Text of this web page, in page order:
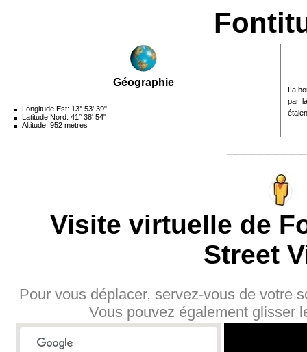
Géographie
Longitude Est: 13° 53' 39"
Latitude Nord: 41° 38' 54"
Altitude: 952 mètres
La
par
Visite virtuelle de
Street
Pour vous déplacer, servez-vous de votre
Vous pouvez également glisser